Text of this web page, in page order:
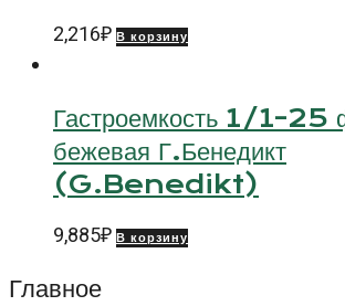
2,216₽ В корзину
Гастроемкость 1/1-25
бежевая Г.Бенедикт
(G.Benedikt)
9,885₽ В корзину
Главное